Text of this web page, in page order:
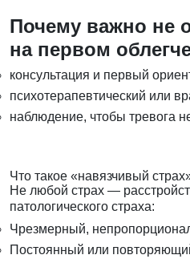
Почему важно не
на первом
консультация и первый
психотерапевтический или
наблюдение, чтобы тревога
Что такое «навязчивый
Не любой страх —
патологического страха:
Чрезмерный,
Постоянный или